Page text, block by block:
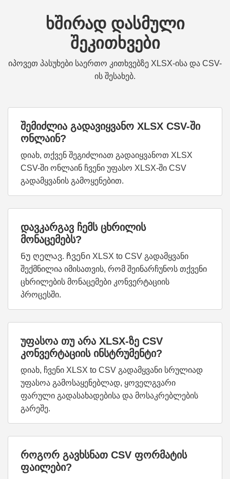
ხშირად დასმული
შეკითხვები
იპოვეთ პასუხები საერთო კითხვებზე XLSX-ისა და CSV-
ის შესახებ.
შემიძლია გადავიყვანო XLSX CSV-ში
ონლაინ?
დიახ, თქვენ შეგიძლიათ გადაიყვანოთ XLSX
CSV-ში ონლაინ ჩვენი უფასო XLSX-ში CSV
გადამყვანის გამოყენებით.
დავკარგავ ჩემს ცხრილის
მონაცემებს?
Ნუ ღელავ. ჩვენი XLSX to CSV გადამყვანი
შექმნილია იმისათვის, რომ შეინარჩუნოს თქვენი
ცხრილების მონაცემები კონვერტაციის
პროცესში.
უფასოა თუ არა XLSX-ზე CSV
კონვერტაციის ინსტრუმენტი?
დიახ, ჩვენი XLSX to CSV გადამყვანი სრულიად
უფასოა გამოსაყენებლად, ყოველგვარი
ფარული გადასახადებისა და მოსაკრებლების
გარეშე.
როგორ გავხსნათ CSV ფორმატის
ფაილები?